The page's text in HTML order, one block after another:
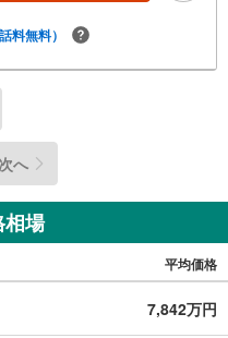
料無料）
次へ
場
平均価格
7,842万円